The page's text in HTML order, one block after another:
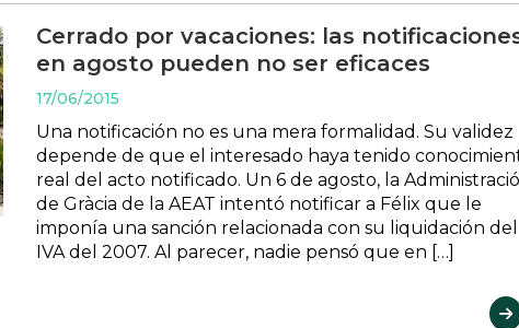
Cerrado por vacaciones: las
en agosto pueden no ser eficaces
17/06/2015
Una notificación no es una mera formalidad. Su validez
depende de que el interesado haya tenido
real del acto notificado. Un 6 de agosto, la
de Gràcia de la AEAT intentó notificar a Félix que le
imponía una sanción relacionada con su liquidación del
IVA del 2007. Al parecer, nadie pensó que en […]